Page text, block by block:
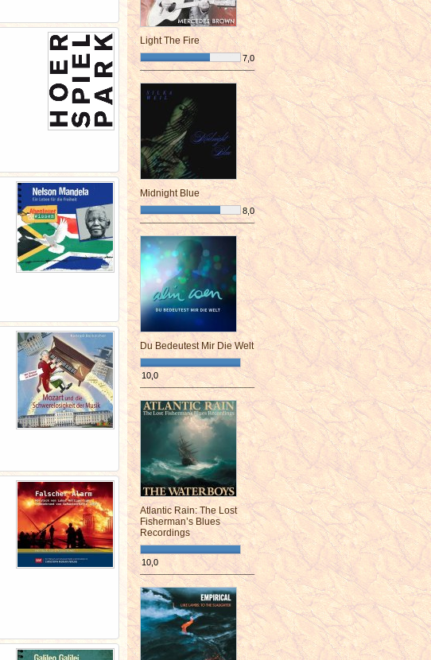
Light The Fire
7,0
¯¯¯¯¯¯¯¯¯¯¯¯¯¯¯¯¯¯¯¯¯¯¯¯
Midnight Blue
8,0
¯¯¯¯¯¯¯¯¯¯¯¯¯¯¯¯¯¯¯¯¯¯¯¯
Du Bedeutest Mir Die Welt
10,0
¯¯¯¯¯¯¯¯¯¯¯¯¯¯¯¯¯¯¯¯¯¯¯¯
Atlantic Rain: The Lost
Fisherman’s Blues
Recordings
10,0
¯¯¯¯¯¯¯¯¯¯¯¯¯¯¯¯¯¯¯¯¯¯¯¯